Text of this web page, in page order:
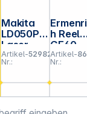
Makita
LD050P
Laser-
Entfernu
ngsmess
er
Artikel-
Nr.:
529825
h Reel
GE60
Laser-
Messger
Artikel-
Nr.: